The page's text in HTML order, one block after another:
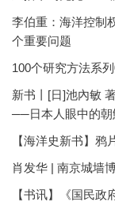
李伯重：海洋控制
个重要问题
100个研究方法系
新书丨[日]池內敏
──日本人眼中的朝
【海洋史新书】
肖发华 | 南京城墙
【书讯】《国民